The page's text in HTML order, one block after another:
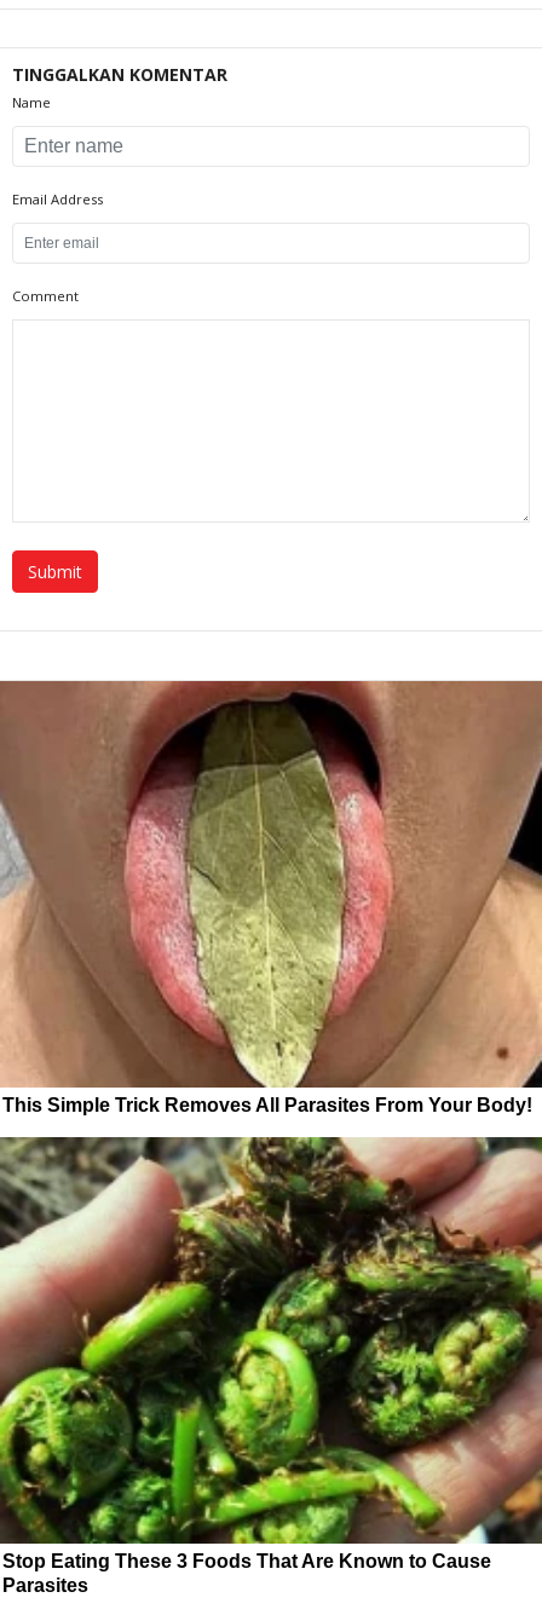
TINGGALKAN KOMENTAR
Name
Email Address
Comment
This Simple Trick Removes All Parasites From Your Body!
Stop Eating These 3 Foods That Are Known to Cause
Parasites